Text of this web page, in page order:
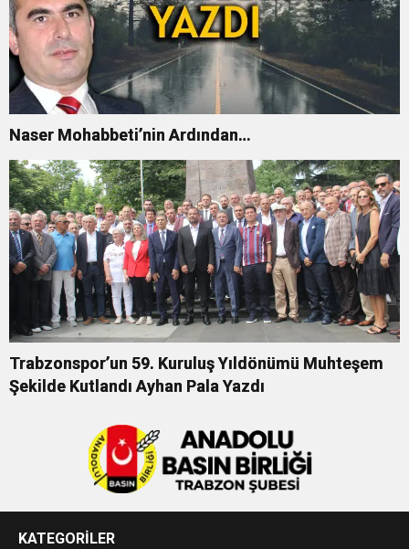
Naser Mohabbeti’nin Ardından…
Trabzonspor’un 59. Kuruluş Yıldönümü Muhteşem
Şekilde Kutlandı Ayhan Pala Yazdı
KATEGORİLER